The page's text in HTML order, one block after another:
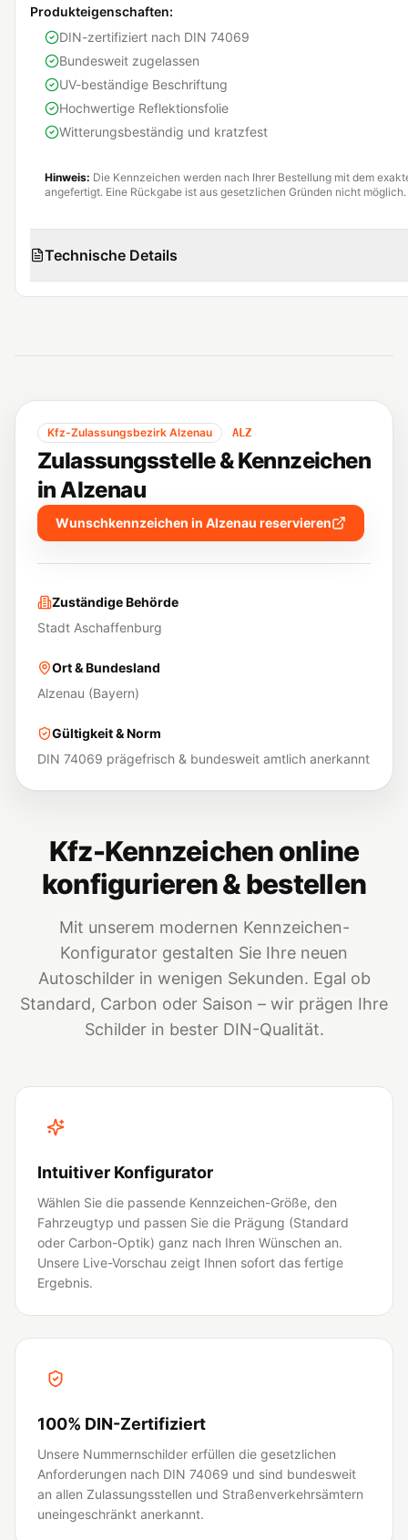
Produkteigenschaften:
DIN-zertifiziert nach DIN 74069
Bundesweit zugelassen
UV-beständige Beschriftung
Hochwertige Reflektionsfolie
Witterungsbeständig und kratzfest
Hinweis: Die Kennzeichen werden nach Ihrer Bestellung mit dem
angefertigt. Eine Rückgabe ist aus gesetzlichen Gründen nicht möglich.
Technische Details
Kfz-Zulassungsbezirk Alzenau ALZ
Zulassungsstelle & Kennzeichen
inAlzenau
Wunschkennzeichen in Alzenau reservieren
Zuständige Behörde
Stadt Aschaffenburg
Ort & Bundesland
Alzenau (Bayern)
Gültigkeit & Norm
DIN 74069 prägefrisch & bundesweit amtlich anerkannt
Kfz-Kennzeichen online
konfigurieren & bestellen
Mit unserem modernen Kennzeichen-
Konfigurator gestalten Sie Ihre neuen
Autoschilder in wenigen Sekunden. Egal ob
Standard, Carbon oder Saison – wir prägen Ihre
Schilder in bester DIN-Qualität.
Intuitiver Konfigurator
Wählen Sie die passende Kennzeichen-Größe, den
Fahrzeugtyp und passen Sie die Prägung (Standard
oder Carbon-Optik) ganz nach Ihren Wünschen an.
Unsere Live-Vorschau zeigt Ihnen sofort das fertige
Ergebnis.
100% DIN-Zertifiziert
Unsere Nummernschilder erfüllen die gesetzlichen
Anforderungen nach DIN 74069 und sind bundesweit
an allen Zulassungsstellen und Straßenverkehrsämtern
uneingeschränkt anerkannt.